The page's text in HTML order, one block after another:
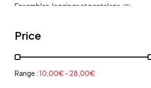
Ensembles, leggings et pantalons (9)
Mode Fille
Mode Garçon
Sweat, pulls, gilets (6)
Price
Range :10,00€ - 28,00€